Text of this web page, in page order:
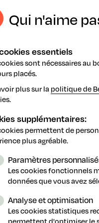
transformation
soulignent les défis
avons besoin d'un cadre
atteindre les
objectifs 2030
plus rapides pour
et des incitations pour
WUR
Qui n'aime
essentiels
sont nécessaires
placés.
plus sur la politique de
supplémentaires:
permettent de
plus agréable.
Paramètres
Les cookies fonctionnels
données que vous avez
Analyse et optimisation
Les cookies statistiques